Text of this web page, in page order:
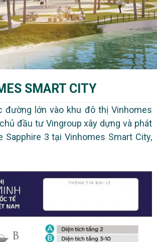
SMART CITY
lớn vào khu đô thị Vinhomes
đầu tư Vingroup xây dựng và phát
3 tại Vinhomes Smart City,